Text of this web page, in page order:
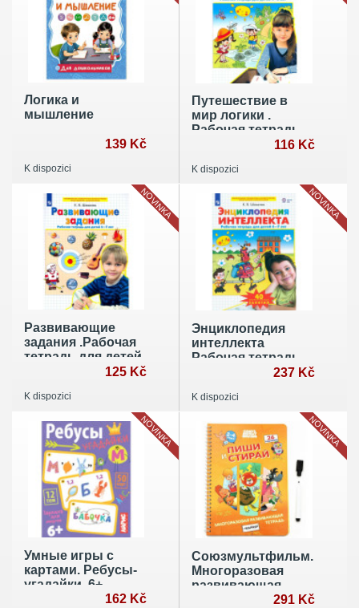
Логика и
мышление
139 Kč
K dispozici
Путешествие в
мир логики .
Рабочая тетрадь
для детей 4-5 лет.
116 Kč
K dispozici
Развивающие
задания .Рабочая
тетрадь для детей
6-7 лет. ФГОС ДО
125 Kč
K dispozici
NOVINKA
Энциклопедия
интеллекта
Рабочая тетрадь
для детей 6-7 лет.
237 Kč
K dispozici
NOVINKA
Умные игры с
картами. Ребусы-
угадайки. 6+
162 Kč
NOVINKA
Союзмультфильм.
Многоразовая
развивающая
тетрадь + МАРКЕР.
291 Kč
NOVINKA